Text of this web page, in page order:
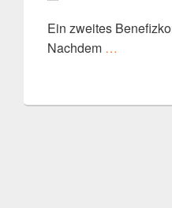
Ein zweites
Nachdem …